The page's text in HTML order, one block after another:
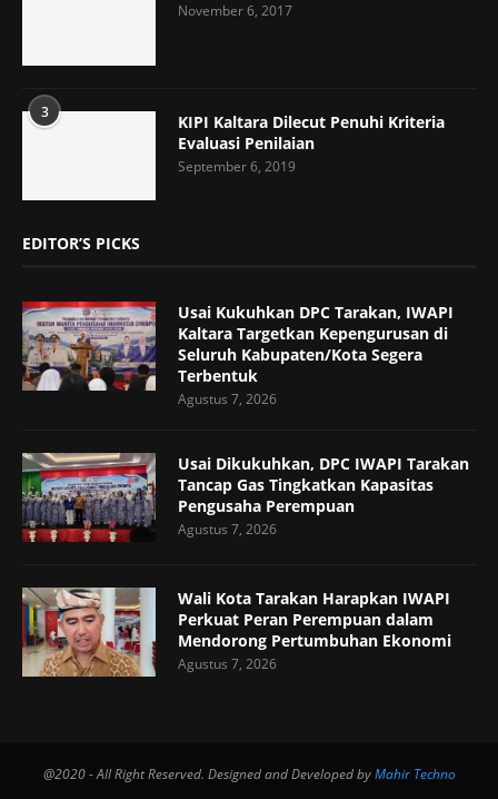
November 6, 2017
3
KIPI Kaltara Dilecut Penuhi Kriteria
Evaluasi Penilaian
September 6, 2019
EDITOR’S PICKS
Usai Kukuhkan DPC Tarakan, IWAPI
Kaltara Targetkan Kepengurusan di
Seluruh Kabupaten/Kota Segera
Terbentuk
Agustus 7, 2026
Usai Dikukuhkan, DPC IWAPI Tarakan
Tancap Gas Tingkatkan Kapasitas
Pengusaha Perempuan
Agustus 7, 2026
Wali Kota Tarakan Harapkan IWAPI
Perkuat Peran Perempuan dalam
Mendorong Pertumbuhan Ekonomi
Agustus 7, 2026
@2020 - All Right Reserved. Designed and Developed byMahir Techno